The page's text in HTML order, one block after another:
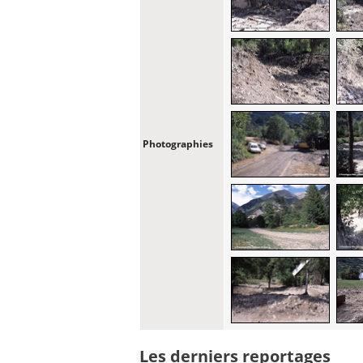
Photographies
Les derniers reportages